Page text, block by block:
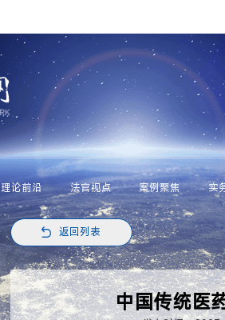
理论前沿 法官视点 案例聚焦 实
返回列表
中国传统医